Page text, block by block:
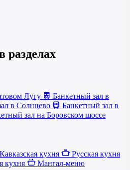
разделах
Лугу
Банкетный зал в
в Солнцево
Банкетный зал в
зал на Боровском шоссе
кухня
Русская кухня
кухня Мангал-меню